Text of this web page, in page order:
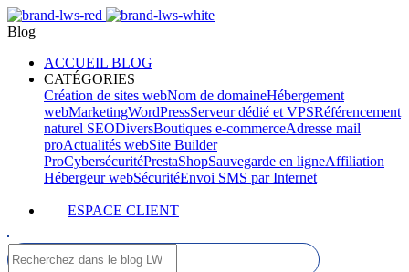
Blog
ACCUEIL BLOG
CATÉGORIES
Création de sites webNom de domaineHébergement
webMarketingWordPressServeur dédié et VPSRéférencement
naturel SEODiversBoutiques e-commerceAdresse mail
proActualités webSite Builder
ProCybersécuritéPrestaShopSauvegarde en ligneAffiliation
Hébergeur webSécuritéEnvoi SMS par Internet
ESPACE CLIENT